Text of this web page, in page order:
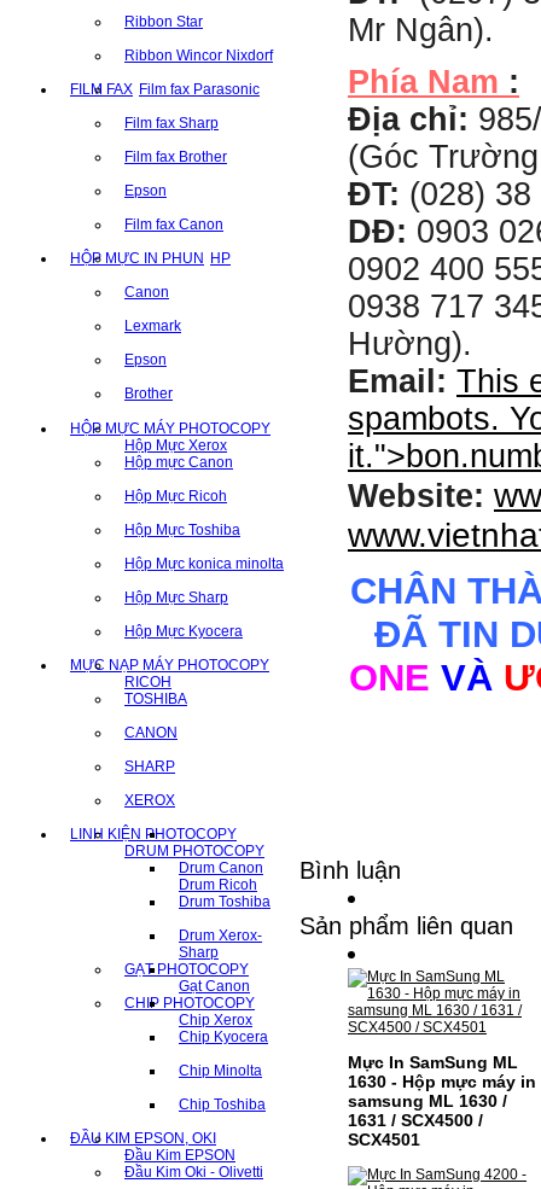
Ribbon Star
Ribbon Wincor Nixdorf
FILM FAX Film fax Parasonic
Film fax Sharp
Film fax Brother
Epson
Film fax Canon
HỘP MỰC IN PHUN HP
Canon
Lexmark
Epson
Brother
HỘP MỰC MÁY PHOTOCOPY
Hộp Mực Xerox
Hộp mực Canon
Hộp Mực Ricoh
Hộp Mực Toshiba
Hộp Mực konica minolta
Hộp Mực Sharp
Hộp Mực Kyocera
MỰC NẠP MÁY PHOTOCOPY
RICOH
TOSHIBA
CANON
SHARP
XEROX
LINH KIỆN PHOTOCOPY
DRUM PHOTOCOPY
Drum Canon
Drum Ricoh
Drum Toshiba
Drum Xerox-
Sharp
GẠT PHOTOCOPY
Gạt Canon
CHIP PHOTOCOPY
Chip Xerox
Chip Kyocera
Chip Minolta
Chip Toshiba
ĐẦU KIM EPSON, OKI
Đầu Kim EPSON
Đầu Kim Oki - Olivetti
Mr Ngân).
Phía Nam :
Địa chỉ:
(Góc
ĐT: (028)
DĐ: 0903
0902 400
0938 717
Hường).
Email: This
spambots.
it.">
Website:
CHÂN
ĐÃ TIN
ONE VÀ
Bình luận
Sản phẩm liên quan
Mực In SamSung ML
1630 - Hộp mực máy in
samsung ML 1630 /
1631 / SCX4500 /
SCX4501